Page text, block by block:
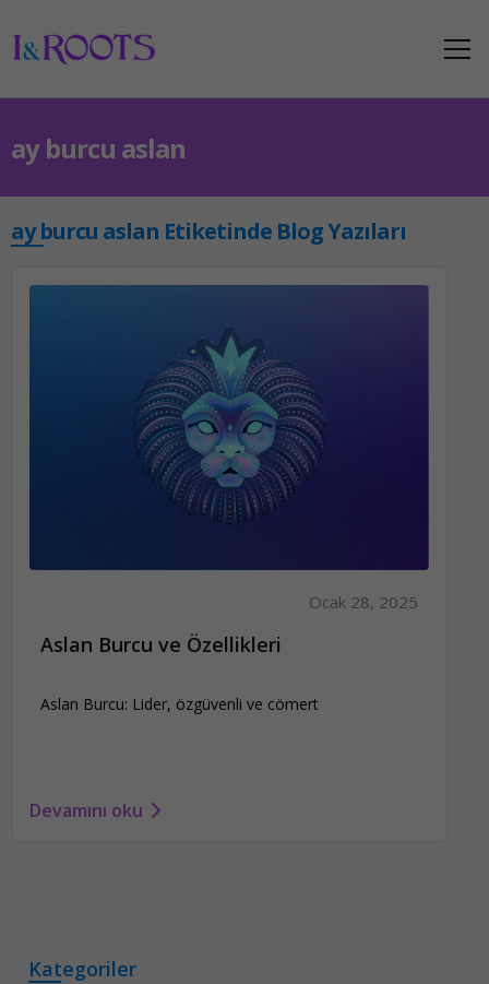
ay burcu aslan
ay burcu aslan Etiketinde Blog Yazıları
Ocak 28, 2025
Aslan Burcu ve Özellikleri
Aslan Burcu: Lider, özgüvenli ve cömert
Devamını oku
Kategoriler